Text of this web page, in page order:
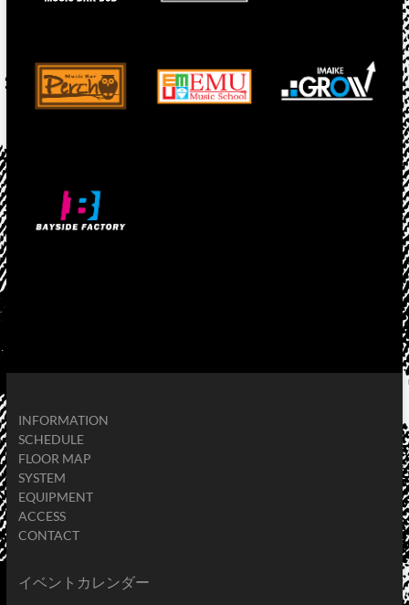
INFORMATION
SCHEDULE
FLOOR MAP
SYSTEM
EQUIPMENT
ACCESS
CONTACT
イベントカレンダー